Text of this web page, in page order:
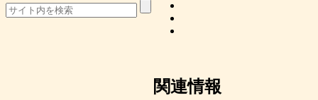
関連情報